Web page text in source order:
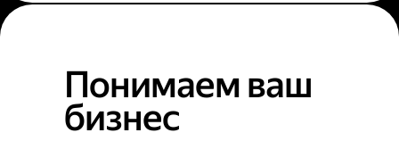
Понимаем ваш
бизнес